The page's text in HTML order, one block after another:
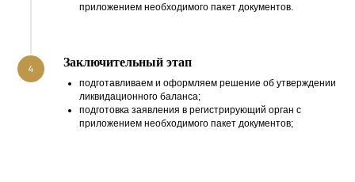
приложением необходимого пакет документов.
4 Заключительный этап
подготавливаем и оформляем решение об утверждении
ликвидационного баланса;
подготовка заявления в регистрирующий орган с
приложением необходимого пакет документов;